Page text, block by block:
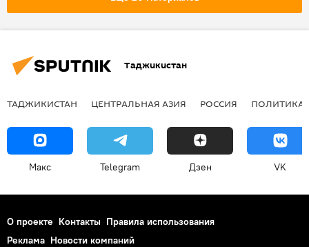
Таджикистан
ТАДЖИКИСТАН ЦЕНТРАЛЬНАЯ АЗИЯ РОССИЯ ПОЛИТИКА
Макс Telegram Дзен VK
О проекте Контакты Правила использования
Реклама Новости компаний